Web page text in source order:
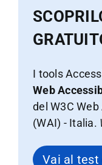
I tools
Web
del W3C
(WAI) - Italia.
Vai al